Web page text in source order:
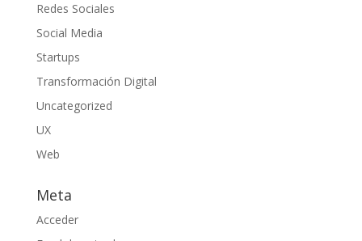
Redes Sociales
Social Media
Startups
Transformación Digital
Uncategorized
UX
Web
Meta
Acceder